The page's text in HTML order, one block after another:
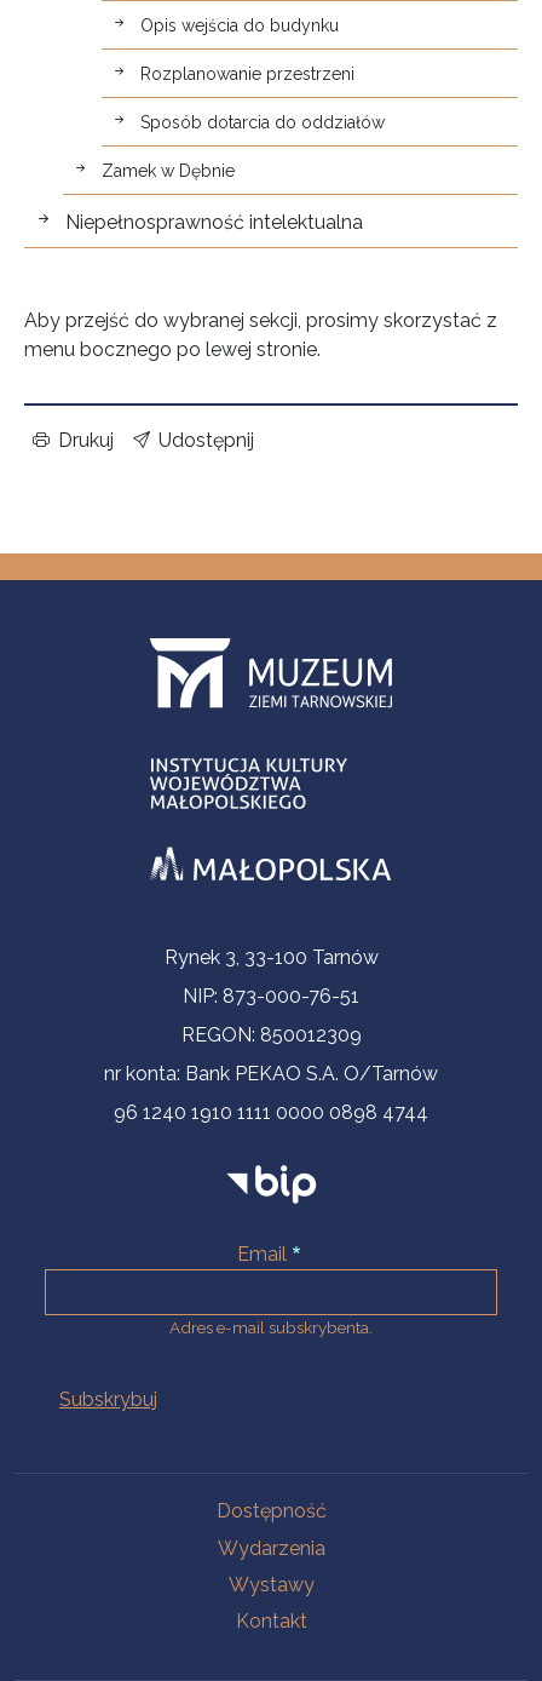
Opis wejścia do budynku
Rozplanowanie przestrzeni
Sposób dotarcia do oddziałów
Zamek w Dębnie
Niepełnosprawność intelektualna
Aby przejść do wybranej sekcji, prosimy skorzystać z
menu bocznego po lewej stronie.
Drukuj Udostępnij
Informacje kontaktoweRynek 3, 33-100 Tarnów
NIP: 873-000-76-51
REGON: 850012309
nr konta: Bank PEKAO S.A. O/Tarnów
96 1240 1910 1111 0000 0898 4744
Email
Adres e-mail subskrybenta.
Dostępność
Wydarzenia
Wystawy
Kontakt